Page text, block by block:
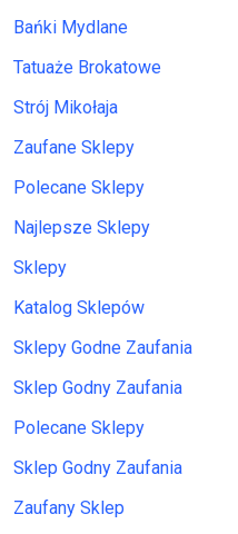
Bańki Mydlane
Tatuaże Brokatowe
Strój Mikołaja
Zaufane Sklepy
Polecane Sklepy
Najlepsze Sklepy
Sklepy
Katalog Sklepów
Sklepy Godne Zaufania
Sklep Godny Zaufania
Polecane Sklepy
Sklep Godny Zaufania
Zaufany Sklep